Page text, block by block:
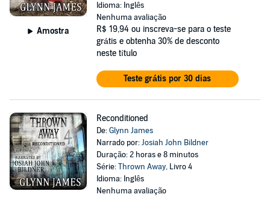
Amostra
Idioma: Inglês
Nenhuma avaliação
R$ 19,94 ou inscreva-se para o teste
grátis e obtenha 30% de desconto
neste título
Teste grátis por 30 dias
Reconditioned
De:Glynn James
Narrado por:Josiah John Bildner
Duração: 2 horas e 8 minutos
Série:Thrown Away, Livro 4
Idioma: Inglês
Nenhuma avaliação